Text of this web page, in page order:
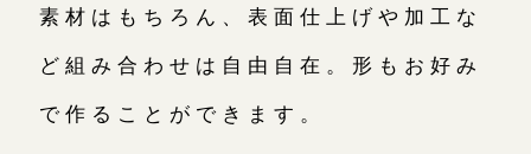
素材はもちろん、表面仕上げや加工な
ど組み合わせは自由自在。形もお好み
で作ることができます。